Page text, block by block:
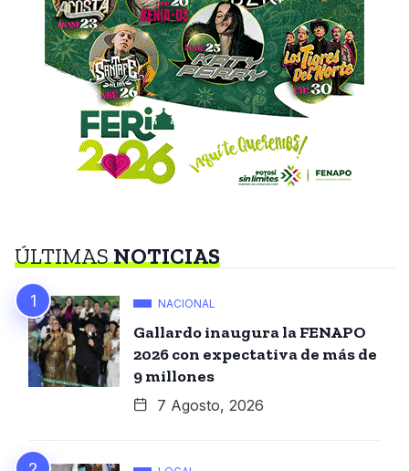
ÚLTIMASNOTICIAS
NACIONAL
Gallardo inaugura la FENAPO
2026 con expectativa de más de
9 millones
7 Agosto, 2026